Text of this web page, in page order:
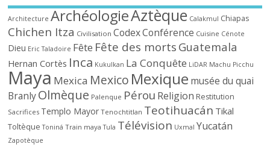
Architecture ArchéologieAztèque Calakmul Chiapas
Chichen Itza Civilisation CodexConférence Cuisine Cénote
Dieu Eric Taladoire Fête Fête des morts Guatemala
Hernan Cortès Inca Kukulkan La Conquête LiDAR Machu Picchu
Maya Mexica Mexico Mexique musée du quai
BranlyOlmèque Palenque Pérou Religion Restitution
Sacrifices Templo Mayor Tenochtitlan Teotihuacán Tikal
Toltèque Toniná Train maya Tula Télévision Uxmal Yucatán
Zapotèque